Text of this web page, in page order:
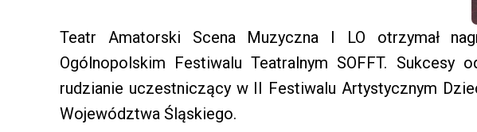
Teatr Amatorski Scena Muzyczna I LO otrzymał
Ogólnopolskim Festiwalu Teatralnym SOFFT. Sukcesy
rudzianie uczestniczący w II Festiwalu Artystycznym
Województwa Śląskiego.